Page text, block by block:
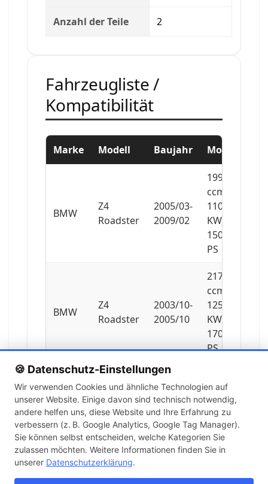
🍪 Datenschutz-Einstellungen
Wir verwenden Cookies und ähnliche Technologien auf
unserer Website. Einige davon sind technisch notwendig,
andere helfen uns, diese Website und Ihre Erfahrung zu
verbessern (z. B. Google Analytics, Google Tag Manager).
Sie können selbst entscheiden, welche Kategorien Sie
zulassen möchten. Weitere Informationen finden Sie in
unserer Datenschutzerklärung.
Anzahl der Teile 2
Fahrzeugliste /
Kompatibilität
Marke Modell Baujahr Motor
BMW
Z4
Roadster
2005/03-
2009/02
1995
ccm,
110
KW,
150
PS
BMW
Z4
Roadster
2003/10-
2005/10
2171
ccm,
125
KW,
170
PS
BMW
Z4
Roadster
2005/09-
2009/02
ccm,
155
KW,
211
PS